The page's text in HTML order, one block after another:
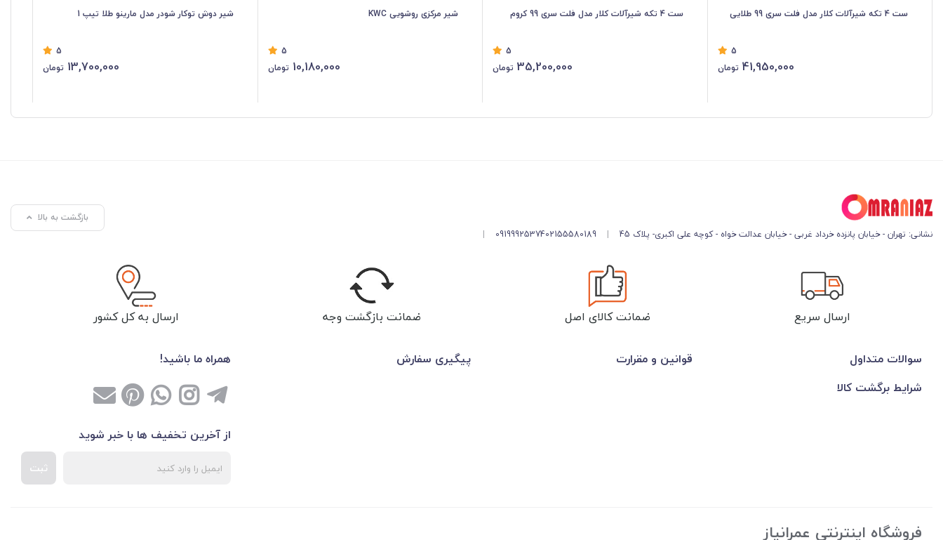
ست 4 تکه شیرآلات کلار مدل فلت سری 99 طلایی
5
41,950,000 تومان
ست 4 تکه شیرآلات کلار مدل فلت سری 99 کروم
5
35,200,000 تومان
شیر مرکزی روشویی KWC
5
10,180,000 تومان
شیر دوش توکار شودر مدل مارینو طلا تیپ 1
5
13,700,000 تومان
نشانی: تهران - خیابان پانزده خرداد غربی - خیابان عدالت خواه - کوچه علی اکبری- پلاک 45 |
02155580189
09199925374
|
بازگشت به بالا
ارسال سریع ضمانت کالای اصل ضمانت بازگشت وجه ارسال به کل کشور
سوالات متداول قوانین و مقرارت
پیگیری سفارش
شرایط برگشت کالا
همراه ما باشید!
از آخرین تخفیف ها با خبر شوید
ثبت
فروشگاه اینترنتی عمرانیاز